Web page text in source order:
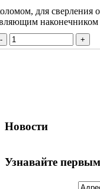
для сверления
наконечником
Новости
Узнавайте